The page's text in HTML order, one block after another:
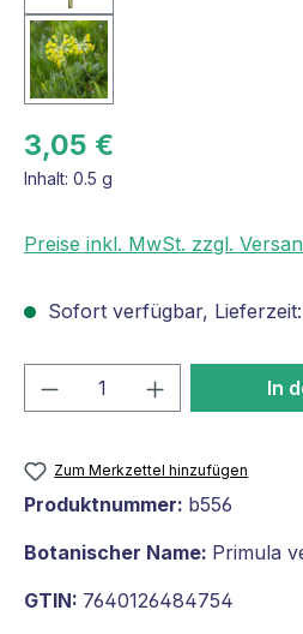
3,05 €
Inhalt: 0.5 g
Preise inkl. MwSt. zzgl.
Sofort verfügbar,
Produkt Anzahl: In
Zum Merkzettel hinzufügen
Produktnummer: b556
Botanischer Name: Primula
GTIN: 7640126484754